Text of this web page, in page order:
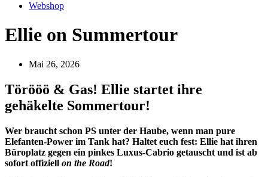
Webshop
Ellie on Summertour
Mai 26, 2026
Törööö & Gas! Ellie startet ihre
gehäkelte Sommertour!
Wer braucht schon PS unter der Haube, wenn man pure
Elefanten-Power im Tank hat? Haltet euch fest: Ellie hat ihren
Büroplatz gegen ein pinkes Luxus-Cabrio getauscht und ist ab
sofort offiziell on the Road!